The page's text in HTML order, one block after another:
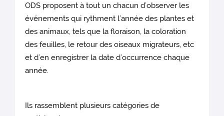
ODS proposent à tout un chacun d’observer les
événements qui rythment l’année des plantes et
des animaux, tels que la floraison, la coloration
des feuilles, le retour des oiseaux migrateurs, etc
et d’en enregistrer la date d’occurrence chaque
année.
Ils rassemblent plusieurs catégories de